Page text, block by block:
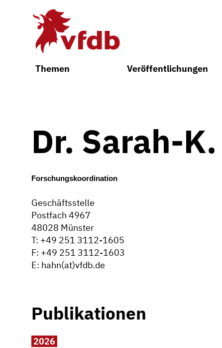
Themen Veröffentlichungen
Dr. Sarah-
Forschungskoordination
Geschäftsstelle
Postfach 4967
48028 Münster
T: +49 251 3112-1605
F: +49 251 3112-1603
E: hahn(at)vfdb.de
Publikationen
2026